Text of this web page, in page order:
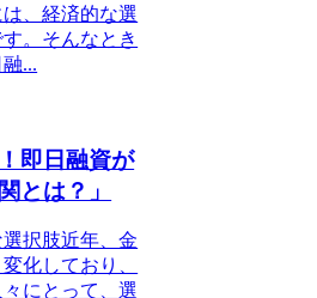
、経済的な選
。そんなとき
...
即日融資が
とは？」
択肢近年、金
化しており、
にとって、選